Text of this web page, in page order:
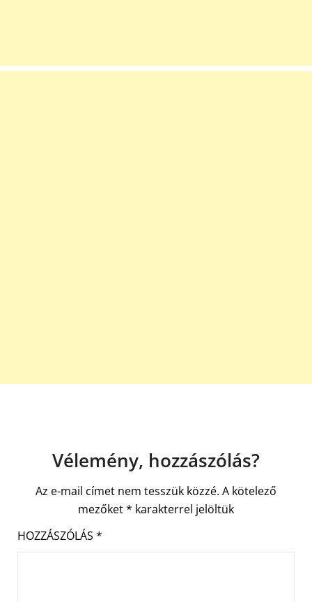
Vélemény, hozzászólás?
Az e-mail címet nem tesszük közzé. A kötelező
mezőket* karakterrel jelöltük
HOZZÁSZÓLÁS *